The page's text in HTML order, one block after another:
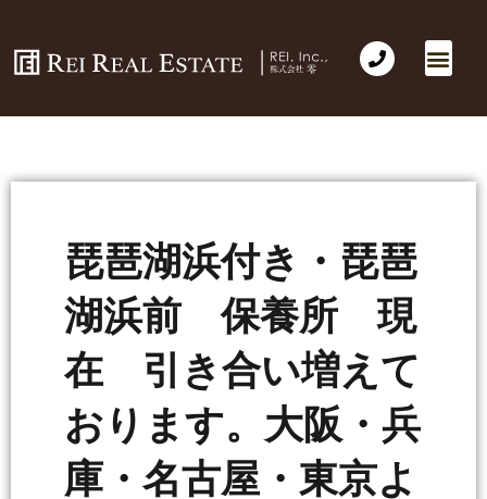
琵琶湖浜付き・琵琶
湖浜前 保養所 現
在 引き合い増えて
おります。大阪・兵
庫・名古屋・東京よ